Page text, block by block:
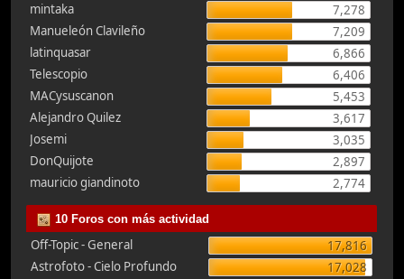
mintaka
7,278
Manueleón Clavileño
7,209
latinquasar
6,866
Telescopio
6,406
MACysuscanon
5,453
Alejandro Quilez
3,617
Josemi
3,035
DonQuijote
2,897
mauricio giandinoto
2,774
10 Foros con más actividad
Off-Topic - General
17,816
Astrofoto - Cielo Profundo
17,028